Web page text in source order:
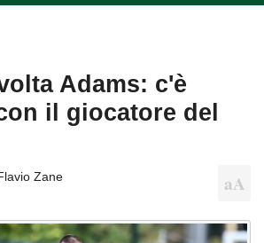
Adams: c'è
il giocatore del
Zane